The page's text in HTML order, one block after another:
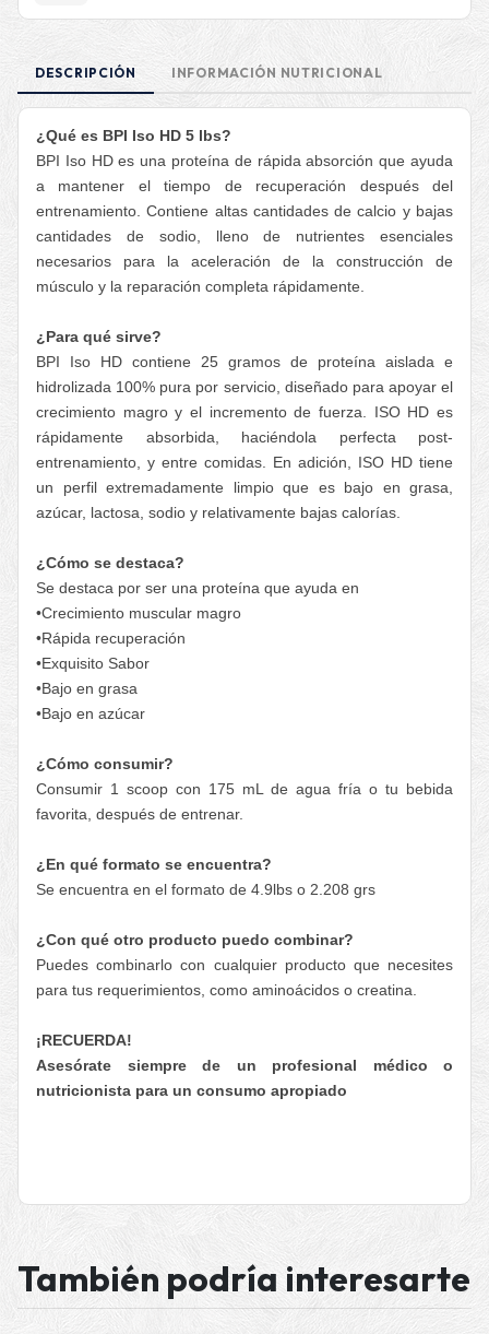
DESCRIPCIÓN INFORMACIÓN NUTRICIONAL
¿Qué es BPI Iso HD 5 lbs?
BPI Iso HD es una proteína de rápida absorción que ayuda
a mantener el tiempo de recuperación después del
entrenamiento. Contiene altas cantidades de calcio y bajas
cantidades de sodio, lleno de nutrientes esenciales
necesarios para la aceleración de la construcción de
músculo y la reparación completa rápidamente.
¿Para qué sirve?
BPI Iso HD contiene 25 gramos de proteína aislada e
hidrolizada 100% pura por servicio, diseñado para apoyar el
crecimiento magro y el incremento de fuerza. ISO HD es
rápidamente absorbida, haciéndola perfecta post-
entrenamiento, y entre comidas. En adición, ISO HD tiene
un perfil extremadamente limpio que es bajo en grasa,
azúcar, lactosa, sodio y relativamente bajas calorías.
¿Cómo se destaca?
Se destaca por ser una proteína que ayuda en
•Crecimiento muscular magro
•Rápida recuperación
•Exquisito Sabor
•Bajo en grasa
•Bajo en azúcar
¿Cómo consumir?
Consumir 1 scoop con 175 mL de agua fría o tu bebida
favorita, después de entrenar.
¿En qué formato se encuentra?
Se encuentra en el formato de 4.9lbs o 2.208 grs
¿Con qué otro producto puedo combinar?
Puedes combinarlo con cualquier producto que necesites
para tus requerimientos, como aminoácidos o creatina.
¡RECUERDA!
Asesórate siempre de un profesional médico o
nutricionista para un consumo apropiado
También podría interesarte